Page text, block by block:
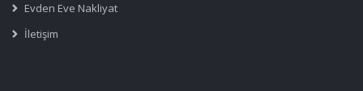
Evden Eve Nakliyat
İletişim